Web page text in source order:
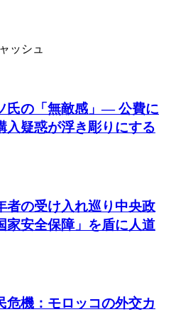
ッシュ
氏の「無敵感」— 公費に
入疑惑が浮き彫りにする
者の受け入れ巡り中央政
家安全保障」を盾に人道
危機：モロッコの外交カ